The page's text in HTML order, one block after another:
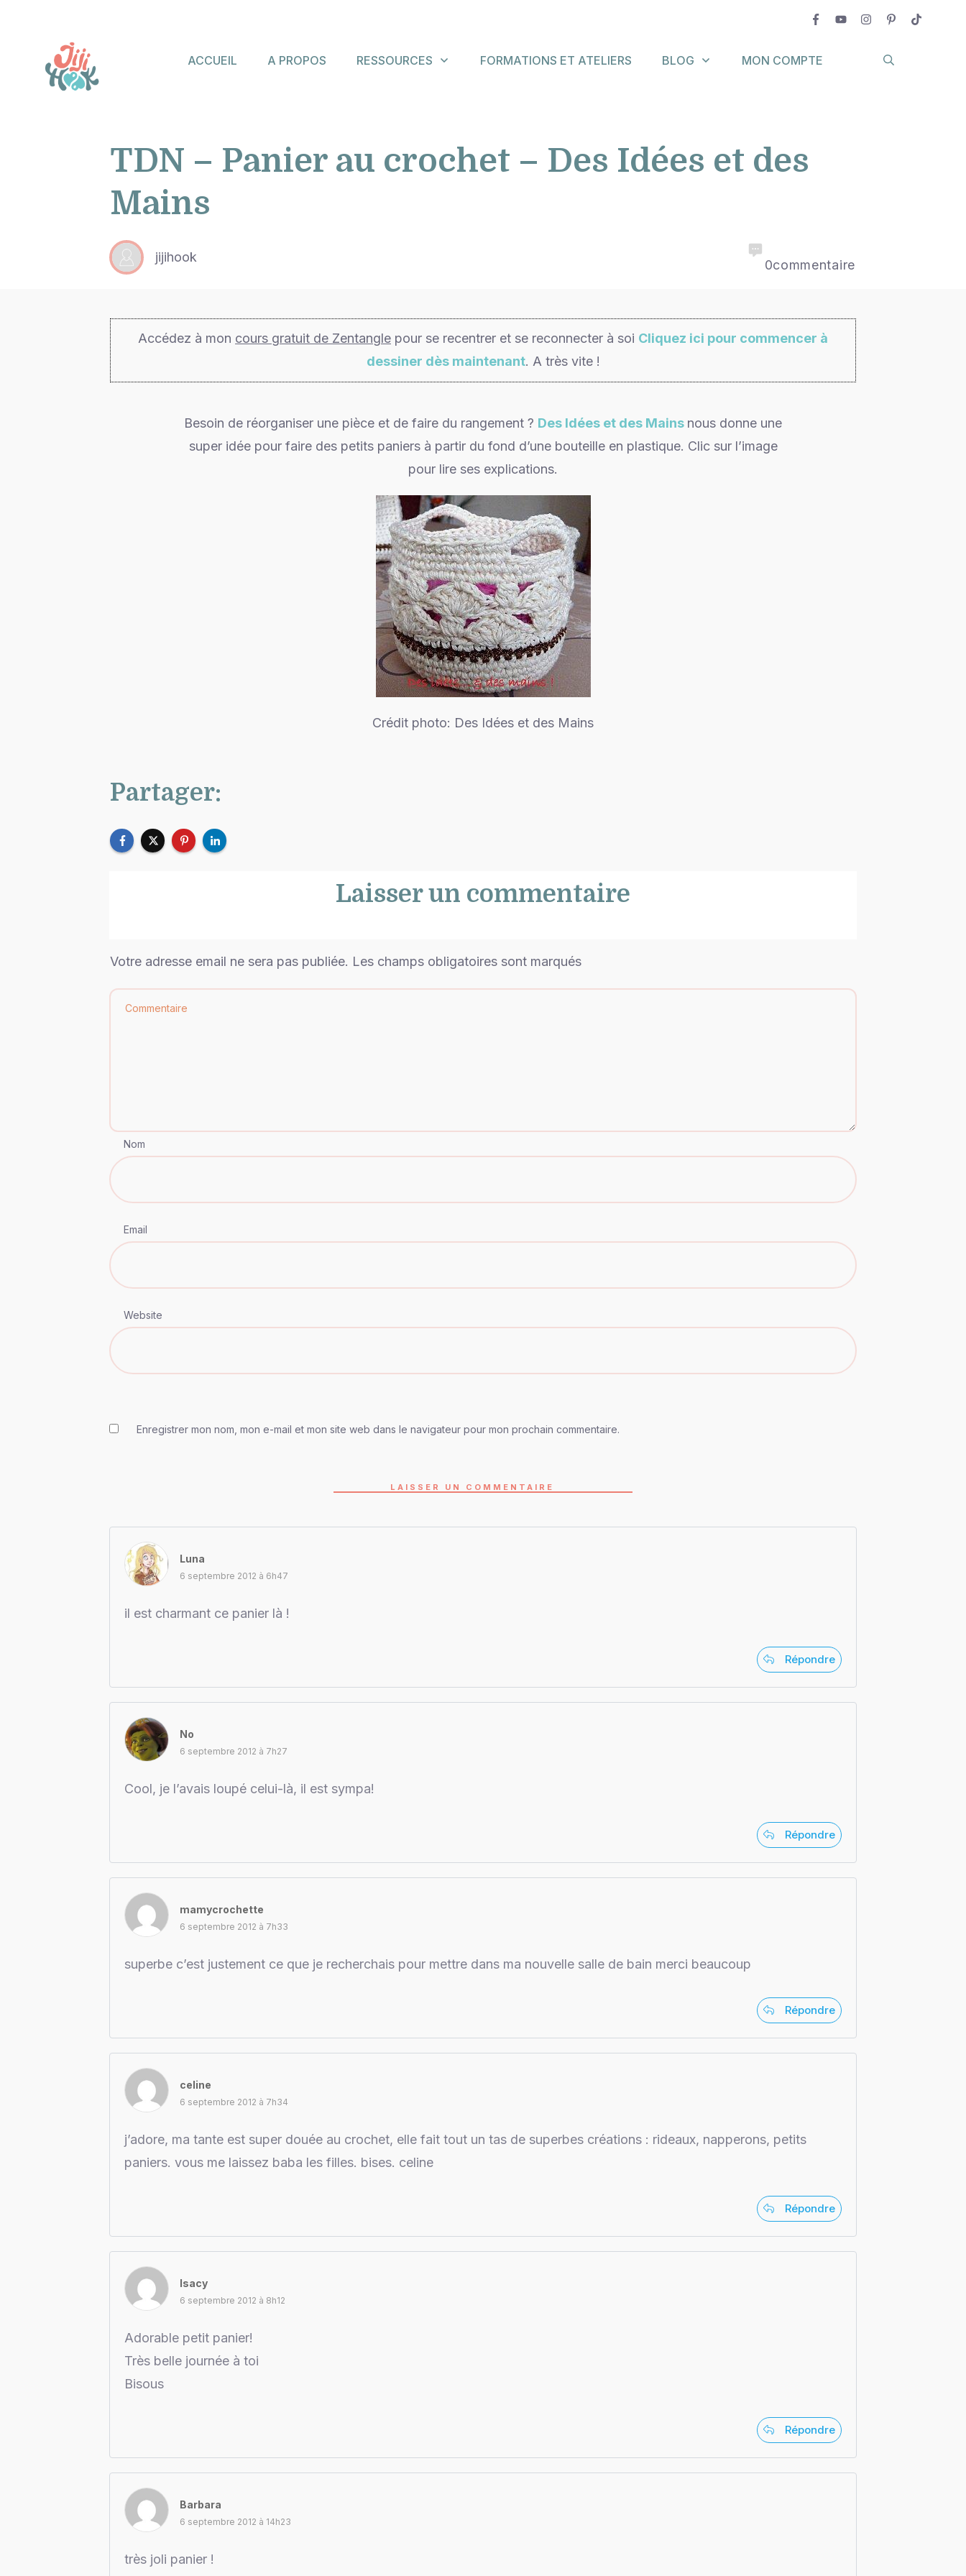
ACCUEIL A PROPOS RESSOURCES FORMATIONS ET ATELIERS BLOG MON COMPTE
TDN – Panier au crochet – Des Idées et des
Mains
jijihook
0commentaire
Accédez à mon cours gratuit de Zentangle pour se recentrer et se reconnecter à soi Cliquez ici pour commencer à
dessiner dès maintenant. A très vite !
Besoin de réorganiser une pièce et de faire du rangement ? Des Idées et des Mains nous donne une
super idée pour faire des petits paniers à partir du fond d’une bouteille en plastique. Clic sur l’image
pour lire ses explications.
Crédit photo: Des Idées et des Mains
Partager:
Laisser un commentaire
Votre adresse email ne sera pas publiée. Les champs obligatoires sont marqués
Nom
Email
Website
Enregistrer mon nom, mon e-mail et mon site web dans le navigateur pour mon prochain commentaire.
LAISSER UN COMMENTAIRE
Luna
6 septembre 2012 à 6h47
il est charmant ce panier là !
Répondre
No
6 septembre 2012 à 7h27
Cool, je l’avais loupé celui-là, il est sympa!
Répondre
mamycrochette
6 septembre 2012 à 7h33
superbe c’est justement ce que je recherchais pour mettre dans ma nouvelle salle de bain merci beaucoup
Répondre
celine
6 septembre 2012 à 7h34
j’adore, ma tante est super douée au crochet, elle fait tout un tas de superbes créations : rideaux, napperons, petits
paniers. vous me laissez baba les filles. bises. celine
Répondre
Isacy
6 septembre 2012 à 8h12
Adorable petit panier!
Très belle journée à toi
Bisous
Répondre
Barbara
6 septembre 2012 à 14h23
très joli panier !